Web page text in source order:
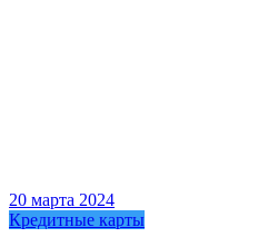
20 марта 2024
Кредитные карты